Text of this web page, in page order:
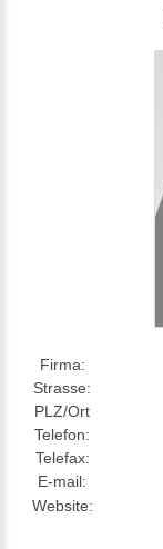
Firma:
Strasse:
PLZ/Ort
Telefon:
Telefax:
E-mail:
Website: